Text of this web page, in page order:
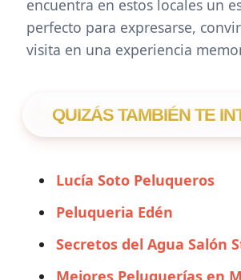
encuentra en estos locales un
perfecto para expresarse,
visita en una experiencia
QUIZÁS TAMBIÉN TE
Lucía Soto Peluqueros
Peluqueria Edén
Secretos del Agua Salón
Mejores Peluquerías en